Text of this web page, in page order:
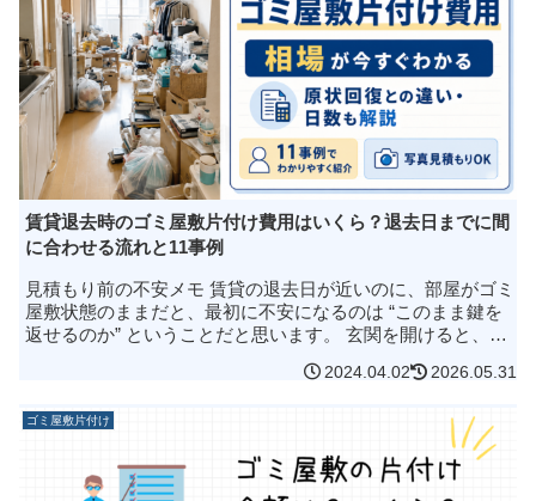
賃貸退去時のゴミ屋敷片付け費用はいくら？退去日までに間
に合わせる流れと11事例
見積もり前の不安メモ 賃貸の退去日が近いのに、部屋がゴミ
屋敷状態のままだと、最初に不安になるのは “このまま鍵を
返せるのか” ということだと思います。 玄関を開けると、床
2024.04.02 2026.05.31
ゴミ屋敷片付け